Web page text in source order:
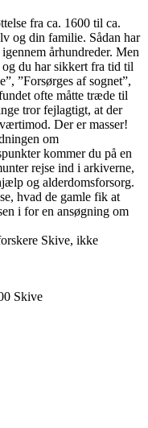
fra ca. 1600 til ca.
og din familie. Sådan har
århundreder. Men
du har sikkert fra tid til
”Forsørges af sognet”,
ofte måtte træde til
tror fejlagtigt, at der
Der er masser!
om
kommer du på en
rejse ind i arkiverne,
og alderdomsforsorg.
hvad de gamle fik at
i for en ansøgning om
Skive, ikke
Skive